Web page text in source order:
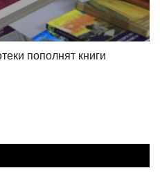
пополнят книги